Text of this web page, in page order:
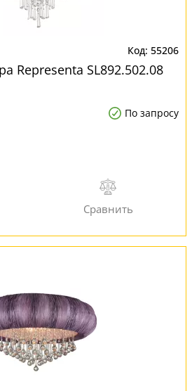
55206
Representa SL892.502.08
По запросу